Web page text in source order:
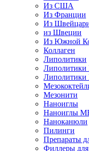
Из США
Из Франции
Из
из Швеции
Из Южной
Коллаген
Липолитики
Липолитики
Липолитики
Мезонити
Наноиглы
Наноиглы
Наноканюли
Пилинги
Препараты
Филлеры для